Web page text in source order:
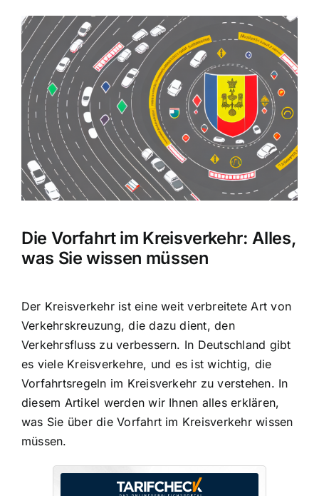
Zeige
grösseres
Bild
Die Vorfahrt im Kreisverkehr: Alles,
was Sie wissen müssen
Der Kreisverkehr ist eine weit verbreitete Art von
Verkehrskreuzung, die dazu dient, den
Verkehrsfluss zu verbessern. In Deutschland gibt
es viele Kreisverkehre, und es ist wichtig, die
Vorfahrtsregeln im Kreisverkehr zu verstehen. In
diesem Artikel werden wir Ihnen alles erklären,
was Sie über die Vorfahrt im Kreisverkehr wissen
müssen.